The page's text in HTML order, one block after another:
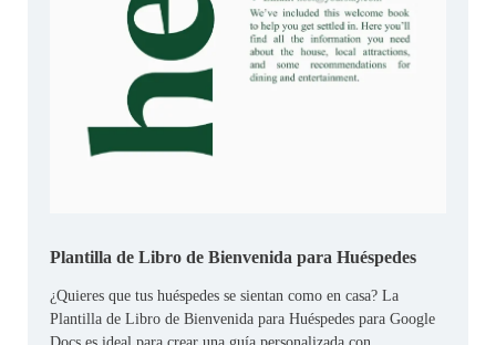
Plantilla de Libro de Bienvenida para Huéspedes
¿Quieres que tus huéspedes se sientan como en casa? La
Plantilla de Libro de Bienvenida para Huéspedes para Google